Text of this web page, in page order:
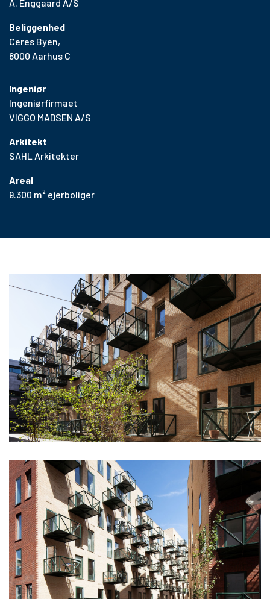
A. Enggaard A/S
Beliggenhed
Ceres Byen,
8000 Aarhus C
Ingeniør
Ingeniørfirmaet
VIGGO MADSEN A/S
Arkitekt
SAHL Arkitekter
Areal
9.300 m² ejerboliger